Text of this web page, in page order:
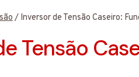
/ Inversor de Tensão Caseiro:
Tensão